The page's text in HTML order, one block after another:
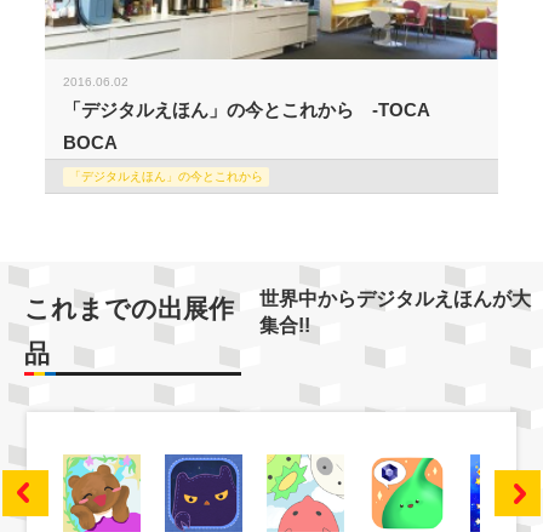
2016.06.02
「デジタルえほん」の今とこれから -TOCA
BOCA
「デジタルえほん」の今とこれから
これまでの出展作
品
世界中からデジタルえほんが大
集合!!